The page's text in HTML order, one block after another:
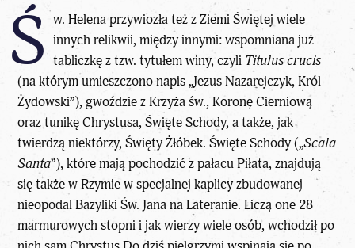
Ś w. Helena przywiozła też zZiemi Świętej wiele
innych relikwii, między innymi: wspomniana już
tabliczkę z tzw. tytułem winy, czyli Titulus crucis
(na którym umieszczono napis „Jezus Nazarejczyk, Król
Żydowski”), gwoździe z Krzyża św., Koronę Cierniową
oraz tunikę Chrystusa, Święte Schody, a także, jak
twierdzą niektórzy, Święty Żłóbek. Święte Schody („Scala
Santa”), które mają pochodzić z pałacu Piłata, znajdują
się także w Rzymie w specjalnej kaplicy zbudowanej
nieopodal Bazyliki Św. Jana na Lateranie. Liczą one 28
marmurowych stopni i jak wierzy wiele osób, wchodził po